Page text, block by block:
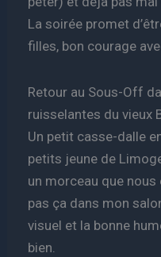
La soirée promet
filles, bon courage
Retour au Sous-Off
ruisselantes du vieux
Un petit casse-dalle
petits jeune de
un morceau que nous
pas ça dans mon
visuel et la bonne
bien.